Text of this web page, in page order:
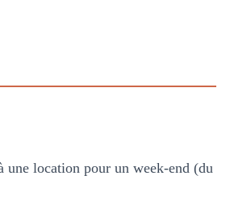
une location pour un week-end (du